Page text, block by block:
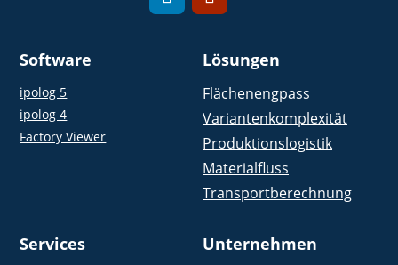
Software
ipolog 5
ipolog 4
Factory Viewer
Lösungen
Flächenengpass
Variantenkomplexität
Produktionslogistik
Materialfluss
Transportberechnung
Services Unternehmen